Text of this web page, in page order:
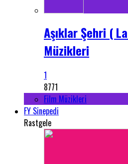
Aşıklar Şehri (
Müzikleri
1
8771
Film Müzikleri
FY Sinepedi
Rastgele